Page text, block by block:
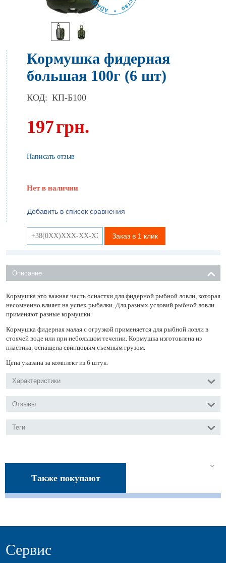
Кормушка фидерная
большая 100г (6 шт)
КОД: КП-Б100
197грн.
Написать отзыв
Нет в наличии
Добавить в список сравнения
Заказ в 1 клик
Описание
Кормушка это важная часть оснастки для фидерной рыбной ловли, которая
несомненно влияет на успех рыбалки. Для разных условий рыбной ловли
применяют разные кормушки.
Кормушка фидерная малая с огрузкой применяется для рыбной ловли в
стоячей воде или при небольшом течении. Кормушка изготовлена из
пластика, оснащена свинцовым съемным грузом.
Цена указана за комплект из 6 штук.
Характеристики
Отзывы
Теги
Также покупают
Сервис